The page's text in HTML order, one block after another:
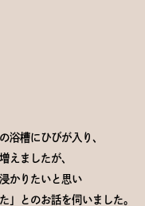
浴槽にひびが入り、
えましたが、
かりたいと思い
」とのお話を伺いました。